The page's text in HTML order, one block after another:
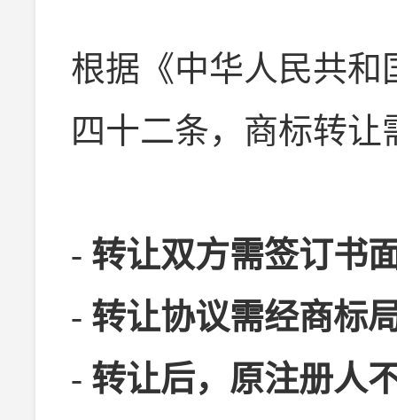
根据《中华人民共和
四十二条，商标转
- 转让双方需签订书
- 转让协议需经商标
- 转让后，原注册人